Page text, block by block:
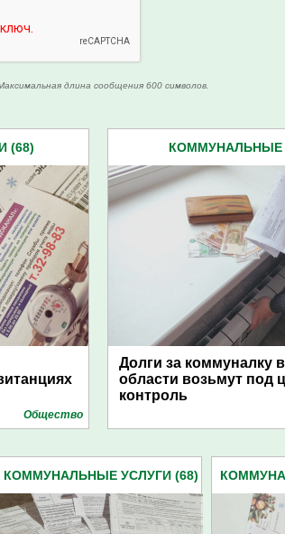
длина сообщения 600 символов.
(68)
Общество
КОММУНАЛЬНЫЕ
Долги за коммуналку
области возьмут под
контроль
КОММУНАЛЬНЫЕ УСЛУГИ (68)